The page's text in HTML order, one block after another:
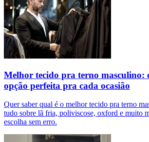
Melhor tecido pra terno masculino:
opção perfeita pra cada ocasião
Quer saber qual é o melhor tecido pra terno
tudo sobre lã fria, poliviscose, oxford e muito
escolha sem erro.